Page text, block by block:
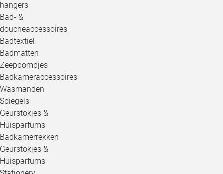
hangers
Bad- &
doucheaccessoires
Badtextiel
Badmatten
Zeeppompjes
Badkameraccessoires
Wasmanden
Spiegels
Geurstokjes &
Huisparfums
Badkamerrekken
Geurstokjes &
Huisparfums